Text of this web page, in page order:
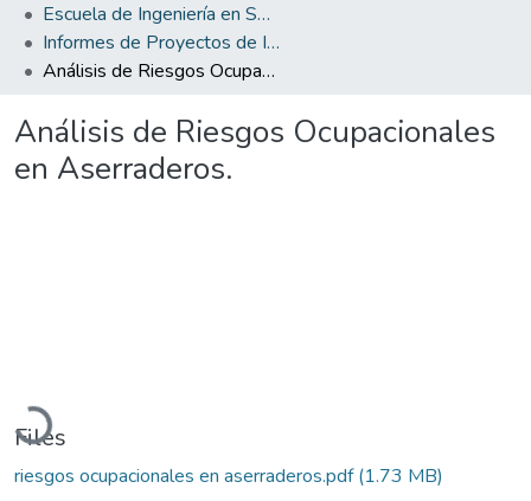
Escuela de Ingeniería en Seguridad Laboral e Higiene Ambiental
Informes de Proyectos de Investigación
Análisis de Riesgos Ocupacionales en Aserraderos.
Análisis de Riesgos Ocupacionales
en Aserraderos.
Loading...
Files
riesgos ocupacionales en aserraderos.pdf(1.73 MB)